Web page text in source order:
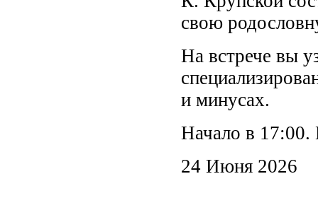
свою
На встрече вы
и минусах.
Начало в
24 Июня 2026